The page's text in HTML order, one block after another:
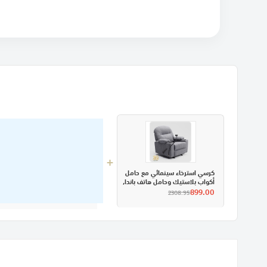
كرسي استرخاء سينمائي مع حامل
أكواب بلاستيك وحامل هاتف باندا,
مخمل, إن هاوس
899.00
2308.95
+